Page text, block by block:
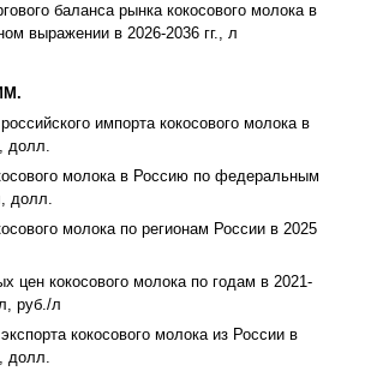
баланса рынка кокосового молока в
выражении в 2026-2036 гг., л
импорта кокосового молока в
долл.
молока в Россию по федеральным
долл.
молока по регионам России в 2025
цен кокосового молока по годам в 2021-
руб./л
кокосового молока из России в
долл.